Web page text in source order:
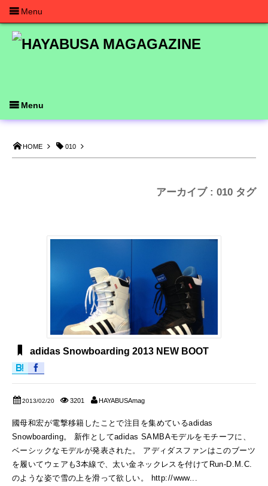
HOME 010
アーカイブ : 010 タグ
adidas Snowboarding 2013 NEW BOOT
2013/02/20 3201 HAYABUSAmag
國母和宏が電撃移籍したことで注目を集めているadidas
Snowboarding。 新作としてadidas SAMBAモデルをモチーフに、
ベーシックなモデルが発表された。 アディダスファンはこのブーツ
を履いてウェアも3本線で、太い金ネックレスを付けてRun-D.M.C.
のような姿で雪の上を滑って欲しい。 http://www...
Menu
Menu